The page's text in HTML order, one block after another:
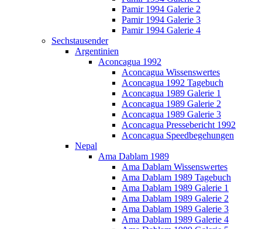
Pamir 1994 Galerie 2
Pamir 1994 Galerie 3
Pamir 1994 Galerie 4
Sechstausender
Argentinien
Aconcagua 1992
Aconcagua Wissenswertes
Aconcagua 1992 Tagebuch
Aconcagua 1989 Galerie 1
Aconcagua 1989 Galerie 2
Aconcagua 1989 Galerie 3
Aconcagua Pressebericht 1992
Aconcagua Speedbegehungen
Nepal
Ama Dablam 1989
Ama Dablam Wissenswertes
Ama Dablam 1989 Tagebuch
Ama Dablam 1989 Galerie 1
Ama Dablam 1989 Galerie 2
Ama Dablam 1989 Galerie 3
Ama Dablam 1989 Galerie 4